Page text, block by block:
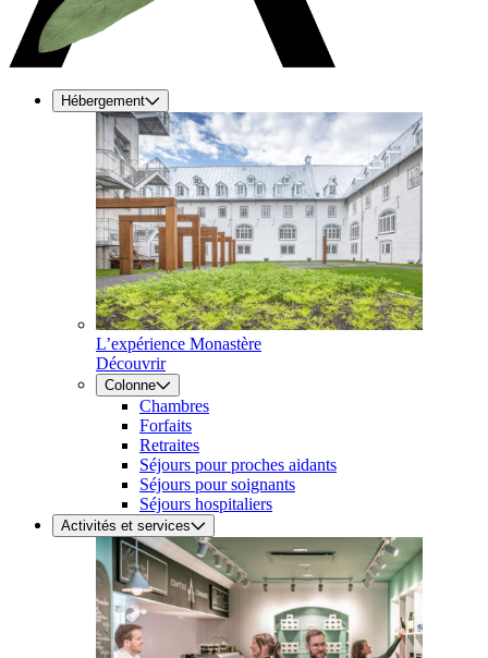
Hébergement
L’expérience Monastère
Découvrir
Colonne
Chambres
Forfaits
Retraites
Séjours pour proches aidants
Séjours pour soignants
Séjours hospitaliers
Activités et services